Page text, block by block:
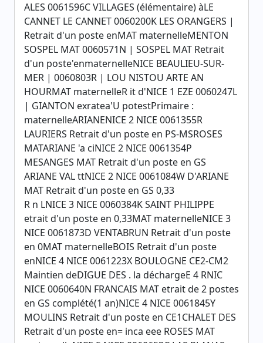
ALES 0061596C VILLAGES (élémentaire) àLE
CANNET LE CANNET 0060200K LES ORANGERS |
Retrait d'un poste enMAT maternelleMENTON
SOSPEL MAT 0060571N | SOSPEL MAT Retrait
d'un poste'enmaternelleNICE BEAULIEU-SUR-
MER | 0060803R | LOU NISTOU ARTE AN
HOURMAT maternelleR it d'NICE 1 EZE 0060247L
| GIANTON exratea'U potestPrimaire :
maternelleARIANENICE 2 NICE 0061355R
LAURIERS Retrait d'un poste en PS-MSROSES
MATARIANE 'a ciNICE 2 NICE 0061354P
MESANGES MAT Retrait d'un poste en GS
ARIANE VAL ttNICE 2 NICE 0061084W D'ARIANE
MAT Retrait d'un poste en GS 0,33
R n LNICE 3 NICE 0060384K SAINT PHILIPPE
etrait d'un poste en 0,33MAT maternelleNICE 3
NICE 0061873D VENTABRUN Retrait d'un poste
en 0MAT maternelleBOIS Retrait d'un poste
enNICE 4 NICE 0061223X BOULOGNE CE2-CM2
Maintien deDIGUE DES . la déchargeE 4 RNIC
NICE 0060640N FRANCAIS MAT etrait de 2 postes
en GS complété(1 an)NICE 4 NICE 0061845Y
MOULINS Retrait d'un poste en CE1CHALET DES
Retrait d'un poste en= inca eee ROSES MAT